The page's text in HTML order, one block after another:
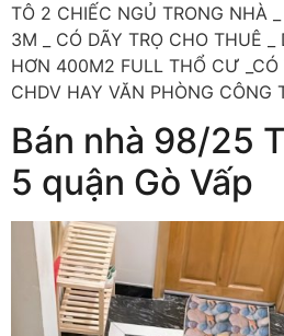
TÔ 2 CHIẾC NGỦ TRONG NHÀ
3M _ CÓ DÃY TRỌ CHO THUÊ _
HƠN 400M2 FULL THỔ CƯ _CÓ
CHDV HAY VĂN PHÒNG
Bán nhà 98/25
5 quận Gò Vấp